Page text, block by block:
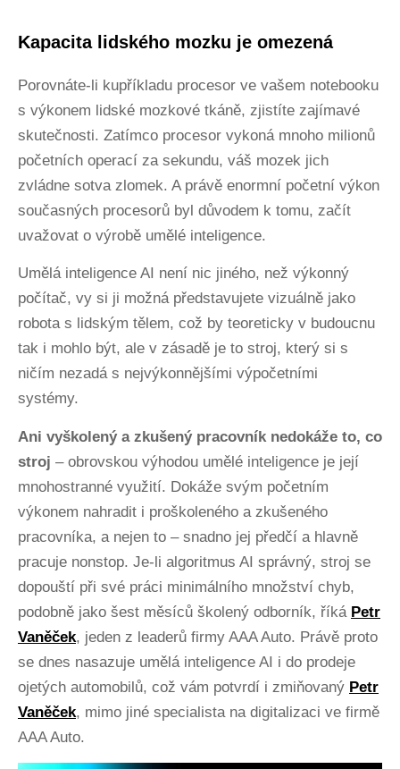
Kapacita lidského mozku je omezená
Porovnáte-li kupříkladu procesor ve vašem notebooku
s výkonem lidské mozkové tkáně, zjistíte zajímavé
skutečnosti. Zatímco procesor vykoná mnoho milionů
početních operací za sekundu, váš mozek jich
zvládne sotva zlomek. A právě enormní početní výkon
současných procesorů byl důvodem k tomu, začít
uvažovat o výrobě umělé inteligence.
Umělá inteligence AI není nic jiného, než výkonný
počítač, vy si ji možná představujete vizuálně jako
robota s lidským tělem, což by teoreticky v budoucnu
tak i mohlo být, ale v zásadě je to stroj, který si s
ničím nezadá s nejvýkonnějšími výpočetními
systémy.
Ani vyškolený a zkušený pracovník nedokáže to, co
stroj – obrovskou výhodou umělé inteligence je její
mnohostranné využití. Dokáže svým početním
výkonem nahradit i proškoleného a zkušeného
pracovníka, a nejen to – snadno jej předčí a hlavně
pracuje nonstop. Je-li algoritmus AI správný, stroj se
dopouští při své práci minimálního množství chyb,
podobně jako šest měsíců školený odborník, říká Petr
Vaněček, jeden z leaderů firmy AAA Auto. Právě proto
se dnes nasazuje umělá inteligence AI i do prodeje
ojetých automobilů, což vám potvrdí i zmiňovaný Petr
Vaněček, mimo jiné specialista na digitalizaci ve firmě
AAA Auto.